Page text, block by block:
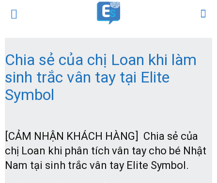
Chia sẻ của chị Loan khi làm
sinh trắc vân tay tại Elite
Symbol
[CẢM NHẬN KHÁCH HÀNG] Chia sẻ của
chị Loan khi phân tích vân tay cho bé Nhật
Nam tại sinh trắc vân tay Elite Symbol.